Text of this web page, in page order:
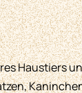
Haustiers